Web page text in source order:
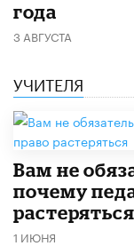
года
3 АВГУСТА
УЧИТЕЛЯ
​Вам не
почему
растеряться
1 ИЮНЯ